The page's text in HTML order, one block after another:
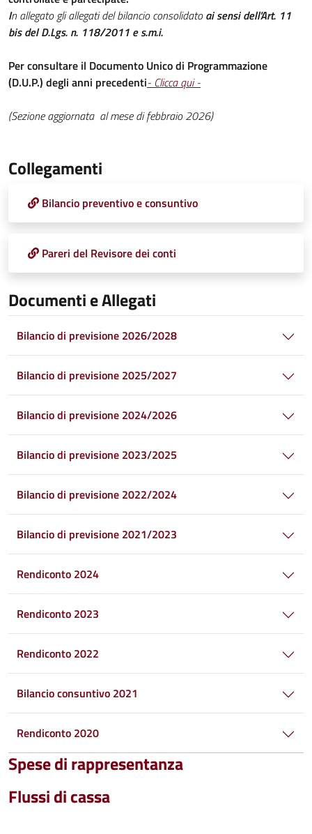
In allegato gli allegati del bilancio consolidatoai sensi dell'Art. 11
bis del D.Lgs. n. 118/2011 e s.m.i.
Per consultare il Documento Unico di Programmazione
(D.U.P.) degli anni precedenti- Clicca qui -
(Sezione aggiornata al mese di febbraio 2026)
Collegamenti
Bilancio preventivo e consuntivo
Pareri del Revisore dei conti
Documenti e Allegati
Bilancio di previsione 2026/2028
Bilancio di previsione 2025/2027
Bilancio di previsione 2024/2026
Bilancio di previsione 2023/2025
Bilancio di previsione 2022/2024
Bilancio di previsione 2021/2023
Rendiconto 2024
Rendiconto 2023
Rendiconto 2022
Bilancio consuntivo 2021
Rendiconto 2020
Spese di rappresentanza
Flussi di cassa